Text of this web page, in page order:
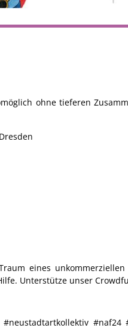
ohne tieferen
eines
Unterstütze unser